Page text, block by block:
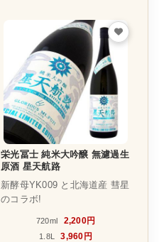
栄光冨士 純米大吟醸 無濾過生
原酒 星天航路
新酵母YK009 と北海道産 彗星
のコラボ!
720ml 2,200円
1.8L 3,960円